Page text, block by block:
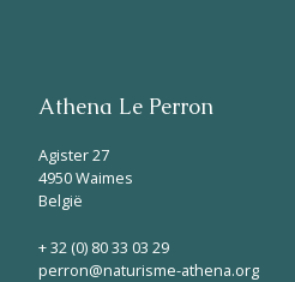
Athena Le Perron
Agister 27
4950 Waimes
België
+ 32 (0) 80 33 03 29
perron@naturisme-athena.org